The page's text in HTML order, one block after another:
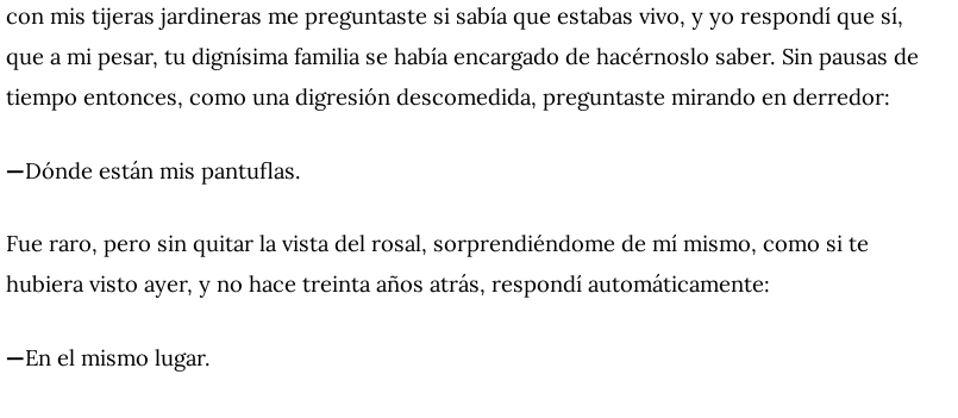
con mis tijeras jardineras me preguntaste si sabía que estabas vivo, y yo respondí que sí,
que a mi pesar, tu dignísima familia se había encargado de hacérnoslo saber. Sin pausas de
tiempo entonces, como una digresión descomedida, preguntaste mirando en derredor:
—Dónde están mis pantuflas.
Fue raro, pero sin quitar la vista del rosal, sorprendiéndome de mí mismo, como si te
hubiera visto ayer, y no hace treinta años atrás, respondí automáticamente:
—En el mismo lugar.